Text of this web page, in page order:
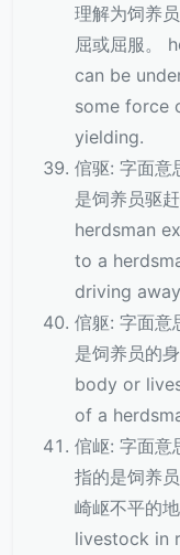
理解为饲养
屈或屈服。
can be
some force
yielding.
倌驱: 字面意
是饲养员驱
herdsman
to a
driving
倌躯: 字面意
是饲养员的
body or
of a
倌岖: 字面意
指的是饲养
崎岖不平的
livestock in